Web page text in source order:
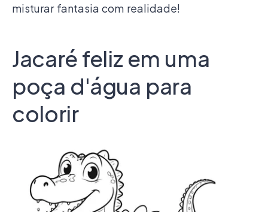
misturar fantasia com realidade!
Jacaré feliz em uma
poça d'água para
colorir